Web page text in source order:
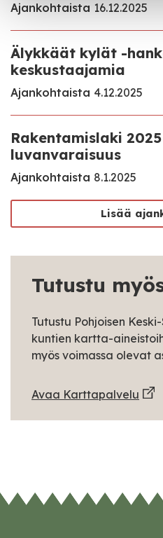
Ajankohtaista 16.12.2025
Älykkäät kylät -
keskustaajamia
Ajankohtaista 4.12.2025
Rakentamislaki
luvanvaraisuus
Ajankohtaista 8.1.2025
Lisää
Tutustu
Tutustu Pohjoisen
kuntien kartta-
myös voimassa olevat
Avaa Karttapalvelu